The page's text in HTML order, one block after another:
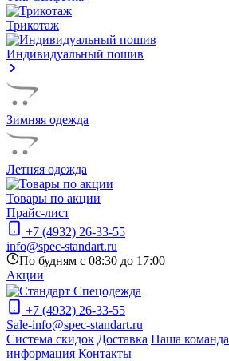
Трикотаж
Индивидуальный пошив
Зимняя одежда
Летняя одежда
Товары по акции
Прайс-лист
+7 (4932) 26-33-55
info@spec-standart.ru
По будням с 08:30 до 17:00
Акции
+7 (4932) 26-33-55
Sale-info@spec-standart.ru
Система скидок Доставка Наша команда
информация Контакты